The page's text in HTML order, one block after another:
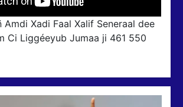
Amdi Xadi Faal Xalif Seneraal dee
Ci Liggéeyub Jumaa ji 461 550